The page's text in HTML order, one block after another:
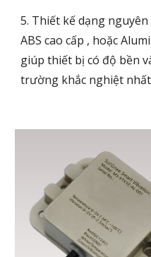
5. Thiết kế dạng
ABS cao cấp , hoặc
giúp thiết bị có độ bền
trường khắc nghiệt nhất